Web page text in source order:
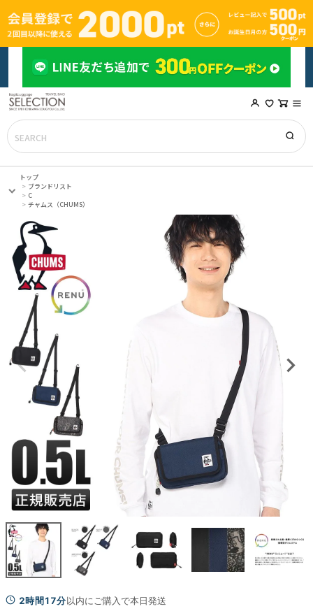
トップ
ブランドリスト
C
チャムス（CHUMS）
2時間17分以内にご購入で本日発送